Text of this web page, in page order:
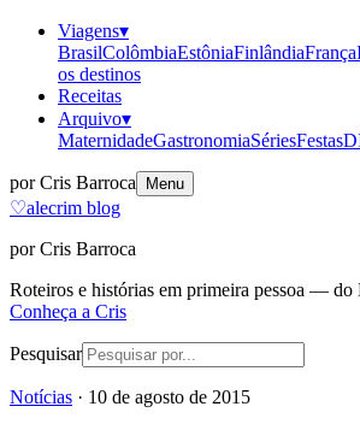
Viagens▾
BrasilColômbiaEstôniaFinlândiaFrança
os destinos
Receitas
Arquivo▾
MaternidadeGastronomiaSériesFestas
por Cris Barroca Menu
♡alecrim blog
por Cris Barroca
Roteiros e histórias em primeira pessoa — do
Conheça a Cris
Pesquisar
Notícias · 10 de agosto de 2015